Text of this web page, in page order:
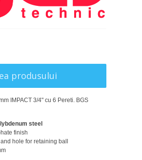
produsului
IMPACT 3/4" cu 6 Pereti. BGS
steel
finish
hole for retaining ball